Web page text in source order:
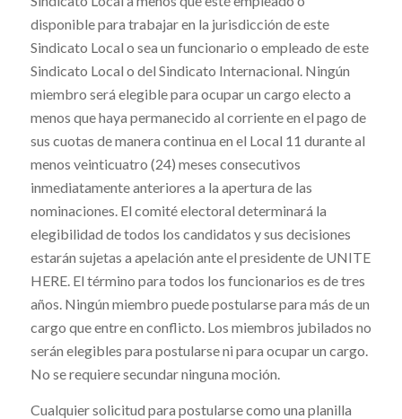
disponible para trabajar en la jurisdicción de este
Sindicato Local o sea un funcionario o empleado de este
Sindicato Local o del Sindicato Internacional. Ningún
miembro será elegible para ocupar un cargo electo a
menos que haya permanecido al corriente en el pago de
sus cuotas de manera continua en el Local 11 durante al
menos veinticuatro (24) meses consecutivos
inmediatamente anteriores a la apertura de las
nominaciones. El comité electoral determinará la
elegibilidad de todos los candidatos y sus decisiones
estarán sujetas a apelación ante el presidente de UNITE
HERE. El término para todos los funcionarios es de tres
años. Ningún miembro puede postularse para más de un
cargo que entre en conflicto. Los miembros jubilados no
serán elegibles para postularse ni para ocupar un cargo.
No se requiere secundar ninguna moción.
Cualquier solicitud para postularse como una planilla